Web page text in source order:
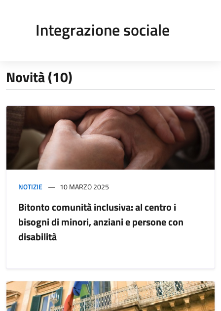
Integrazione sociale
Novità (10)
NOTIZIE 10 MARZO 2025
Bitonto comunità inclusiva: al centro i
bisogni di minori, anziani e persone con
disabilità